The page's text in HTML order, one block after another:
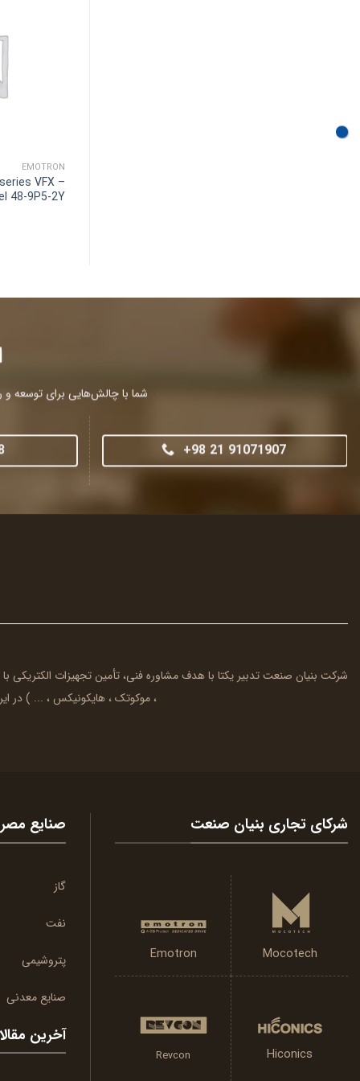
EMOTRON
VFX –
48-9P5-2Y
شما با چالش‌هایی برای توسعه و
+98 21 91071907
شرکت بنیان صنعت تدبیر یکتا با هدف مشاوره فنی، تأمین تجهیزات
، موکوتک ، هایکونیکس ، ... ) در
شرکای تجاری بنیان صنعت
Mocotech
Emotron
Hiconics
Revcon
صنایع
گاز
نفت
پتروشیمی
صنایع معدنی
آخرین